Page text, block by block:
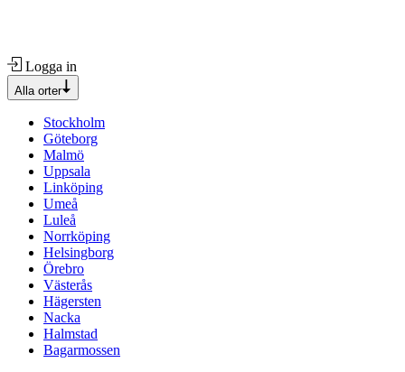
Logga in
Alla orter
Stockholm
Göteborg
Malmö
Uppsala
Linköping
Umeå
Luleå
Norrköping
Helsingborg
Örebro
Västerås
Hägersten
Nacka
Halmstad
Bagarmossen